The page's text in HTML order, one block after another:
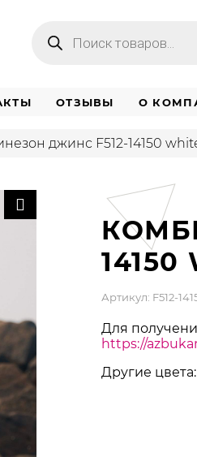
товаров
ОТЗЫВЫ О
джинс F512-14150
14150
Артикул: F512-
Для
https://
Другие цвета: